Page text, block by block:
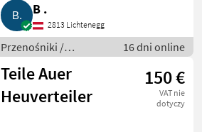
B .
2813 Lichtenegg
Przenośniki /
Przenośniki
dmuchawe
16 dni online
Teile Auer
Heuverteiler
150 €
VAT nie
dotyczy